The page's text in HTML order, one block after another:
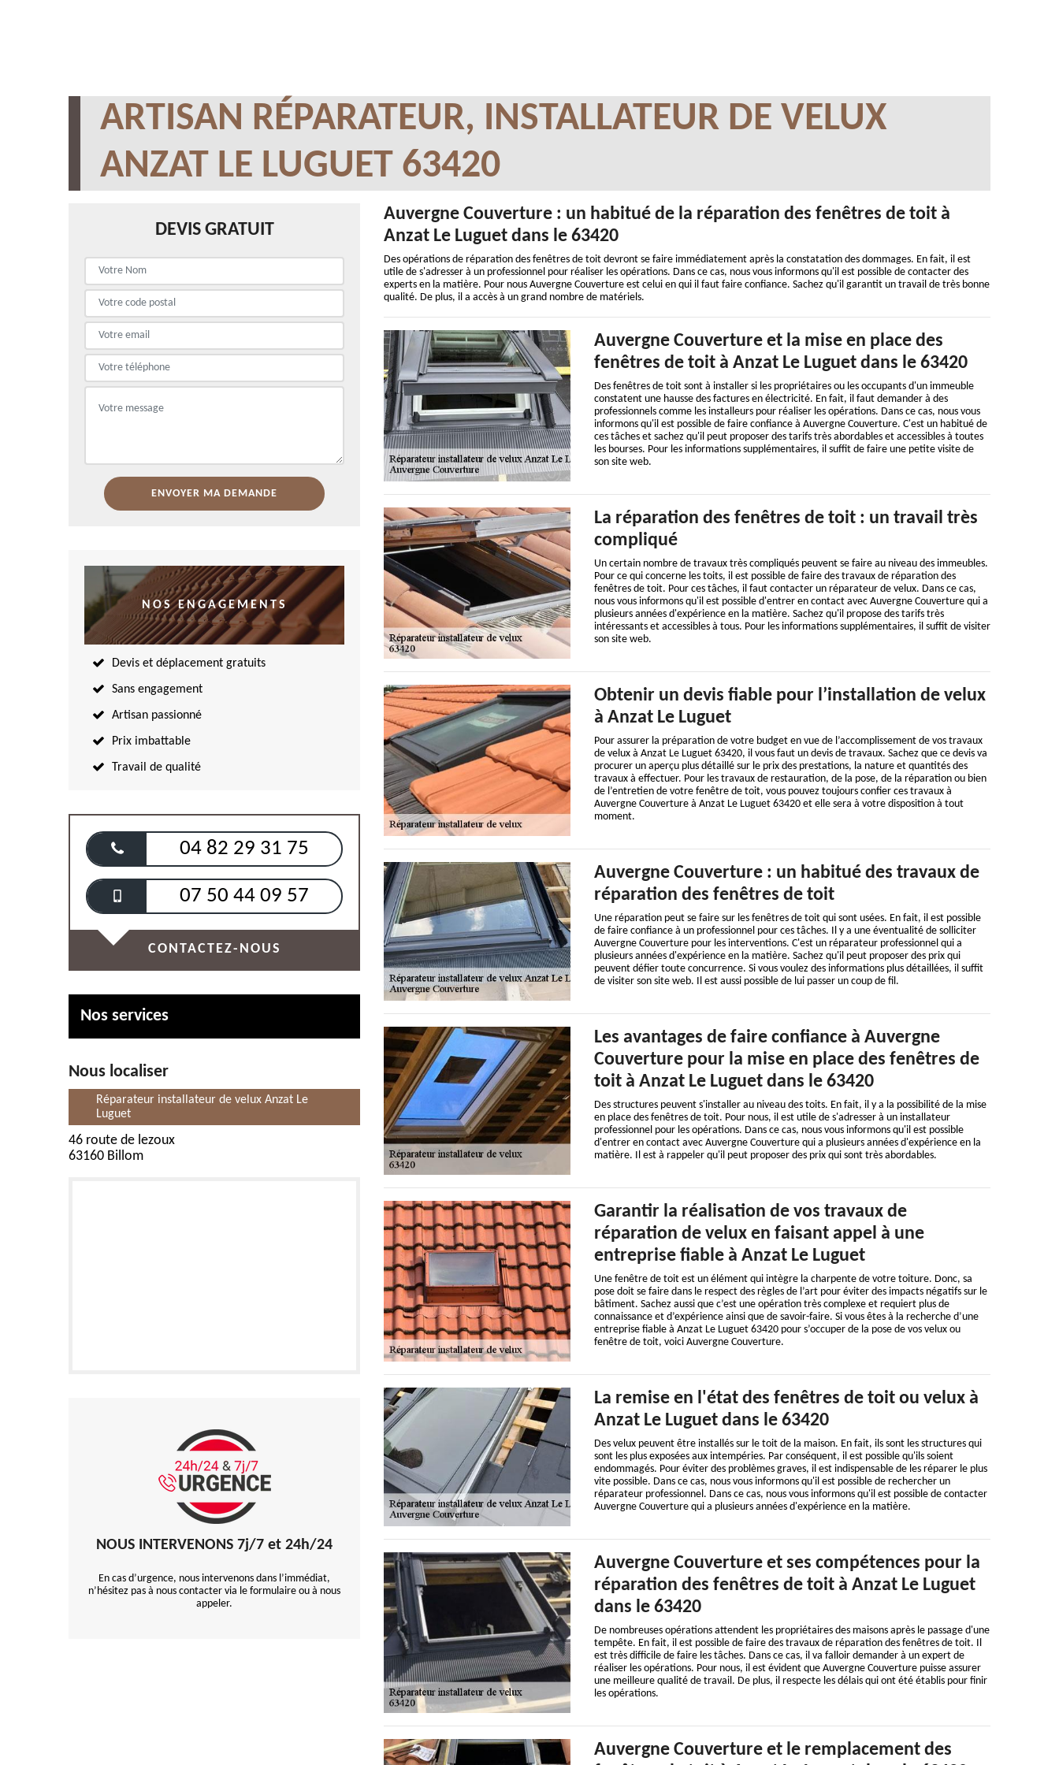
ARTISAN RÉPARATEUR, INSTALLATEUR DE VELUX
ANZAT LE LUGUET 63420
DEVIS GRATUIT
NOS ENGAGEMENTS
Devis et déplacement gratuits
Sans engagement
Artisan passionné
Prix imbattable
Travail de qualité
04 82 29 31 75
07 50 44 09 57
CONTACTEZ-NOUS
Nos services
Nous localiser
Réparateur installateur de velux Anzat Le
Luguet
46 route de lezoux
63160 Billom
NOUS INTERVENONS 7j/7 et 24h/24
En cas d’urgence, nous intervenons dans l’immédiat,
n’hésitez pas à nous contacter via le formulaire ou à nous
appeler.
Auvergne Couverture : un habitué de la réparation des fenêtres de toit à
Anzat Le Luguet dans le 63420
Des opérations de réparation des fenêtres de toit devront se faire immédiatement après la constatation des dommages. En fait, il est
utile de s'adresser à un professionnel pour réaliser les opérations. Dans ce cas, nous vous informons qu'il est possible de contacter des
experts en la matière. Pour nous Auvergne Couverture est celui en qui il faut faire confiance. Sachez qu'il garantit un travail de très bonne
qualité. De plus, il a accès à un grand nombre de matériels.
Auvergne Couverture et la mise en place des
fenêtres de toit à Anzat Le Luguet dans le 63420
Des fenêtres de toit sont à installer si les propriétaires ou les occupants d'un immeuble
constatent une hausse des factures en électricité. En fait, il faut demander à des
professionnels comme les installeurs pour réaliser les opérations. Dans ce cas, nous vous
informons qu'il est possible de faire confiance à Auvergne Couverture. C'est un habitué de
ces tâches et sachez qu'il peut proposer des tarifs très abordables et accessibles à toutes
les bourses. Pour les informations supplémentaires, il suffit de faire une petite visite de
son site web.
La réparation des fenêtres de toit : un travail très
compliqué
Un certain nombre de travaux très compliqués peuvent se faire au niveau des immeubles.
Pour ce qui concerne les toits, il est possible de faire des travaux de réparation des
fenêtres de toit. Pour ces tâches, il faut contacter un réparateur de velux. Dans ce cas,
nous vous informons qu'il est possible d'entrer en contact avec Auvergne Couverture qui a
plusieurs années d'expérience en la matière. Sachez qu'il propose des tarifs très
intéressants et accessibles à tous. Pour les informations supplémentaires, il suffit de visiter
son site web.
Obtenir un devis fiable pour l’installation de velux
à Anzat Le Luguet
Pour assurer la préparation de votre budget en vue de l’accomplissement de vos travaux
de velux à Anzat Le Luguet 63420, il vous faut un devis de travaux. Sachez que ce devis va
procurer un aperçu plus détaillé sur le prix des prestations, la nature et quantités des
travaux à effectuer. Pour les travaux de restauration, de la pose, de la réparation ou bien
de l’entretien de votre fenêtre de toit, vous pouvez toujours confier ces travaux à
Auvergne Couverture à Anzat Le Luguet 63420 et elle sera à votre disposition à tout
moment.
Auvergne Couverture : un habitué des travaux de
réparation des fenêtres de toit
Une réparation peut se faire sur les fenêtres de toit qui sont usées. En fait, il est possible
de faire confiance à un professionnel pour ces tâches. Il y a une éventualité de solliciter
Auvergne Couverture pour les interventions. C'est un réparateur professionnel qui a
plusieurs années d'expérience en la matière. Sachez qu'il peut proposer des prix qui
peuvent défier toute concurrence. Si vous voulez des informations plus détaillées, il suffit
de visiter son site web. Il est aussi possible de lui passer un coup de fil.
Les avantages de faire confiance à Auvergne
Couverture pour la mise en place des fenêtres de
toit à Anzat Le Luguet dans le 63420
Des structures peuvent s'installer au niveau des toits. En fait, il y a la possibilité de la mise
en place des fenêtres de toit. Pour nous, il est utile de s'adresser à un installateur
professionnel pour les opérations. Dans ce cas, nous vous informons qu'il est possible
d'entrer en contact avec Auvergne Couverture qui a plusieurs années d'expérience en la
matière. Il est à rappeler qu'il peut proposer des prix qui sont très abordables.
Garantir la réalisation de vos travaux de
réparation de velux en faisant appel à une
entreprise fiable à Anzat Le Luguet
Une fenêtre de toit est un élément qui intègre la charpente de votre toiture. Donc, sa
pose doit se faire dans le respect des règles de l’art pour éviter des impacts négatifs sur le
bâtiment. Sachez aussi que c’est une opération très complexe et requiert plus de
connaissance et d’expérience ainsi que de savoir-faire. Si vous êtes à la recherche d’une
entreprise fiable à Anzat Le Luguet 63420 pour s’occuper de la pose de vos velux ou
fenêtre de toit, voici Auvergne Couverture.
La remise en l'état des fenêtres de toit ou velux à
Anzat Le Luguet dans le 63420
Des velux peuvent être installés sur le toit de la maison. En fait, ils sont les structures qui
sont les plus exposées aux intempéries. Par conséquent, il est possible qu'ils soient
endommagés. Pour éviter des problèmes graves, il est indispensable de les réparer le plus
vite possible. Dans ce cas, nous vous informons qu'il est possible de rechercher un
réparateur professionnel. Dans ce cas, nous vous informons qu'il est possible de contacter
Auvergne Couverture qui a plusieurs années d'expérience en la matière.
Auvergne Couverture et ses compétences pour la
réparation des fenêtres de toit à Anzat Le Luguet
dans le 63420
De nombreuses opérations attendent les propriétaires des maisons après le passage d'une
tempête. En fait, il est possible de faire des travaux de réparation des fenêtres de toit. Il
est très difficile de faire les tâches. Dans ce cas, il va falloir demander à un expert de
réaliser les opérations. Pour nous, il est évident que Auvergne Couverture puisse assurer
une meilleure qualité de travail. De plus, il respecte les délais qui ont été établis pour finir
les opérations.
Auvergne Couverture et le remplacement des